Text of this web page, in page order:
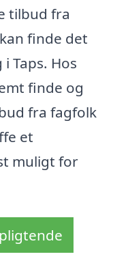
tilbud fra
finde det
Taps. Hos
finde og
fra fagfolk
et
muligt for